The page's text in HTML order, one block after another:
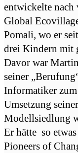
entwickelte nach
Global
Pomali, wo er
drei Kindern mit
Davor war
seiner
Informatiker
Umsetzung
Modellsiedlung
Er hätte so
Pioneers of